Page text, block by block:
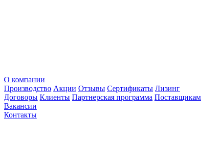
О компании
Производство Акции Отзывы Сертификаты Лизинг
Договоры Клиенты Партнерская программа Поставщикам
Вакансии
Контакты